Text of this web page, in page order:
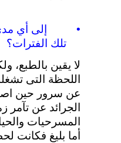
• إلى أي
تلك الفترات؟
لا يقين بالطبع،
اللحظة
التى
عن سرور حين
الجرائد عن تآمر
المسرحيات
أما بليغ فكانت